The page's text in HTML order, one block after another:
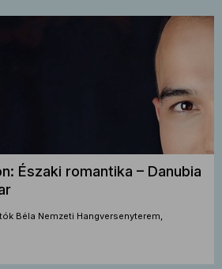
Északi romantika – Danubia
Béla Nemzeti Hangversenyterem,